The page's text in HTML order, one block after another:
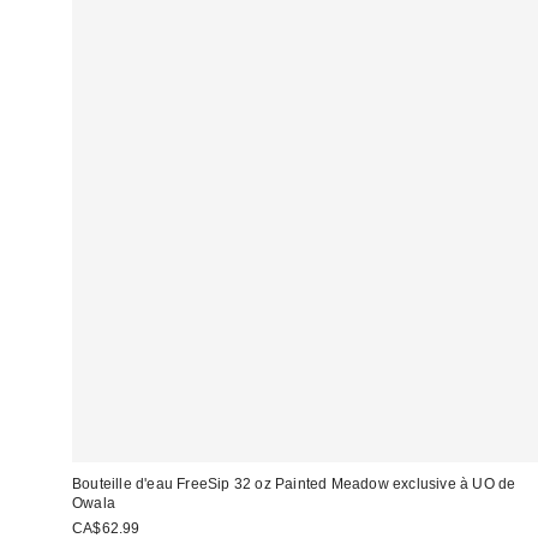
Bouteille d'eau FreeSip 32 oz Painted Meadow exclusive à UO de
Owala
CA$62.99